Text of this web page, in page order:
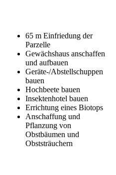
65 m Einfriedung der
Parzelle
Gewächshaus anschaffen
und aufbauen
Geräte-/Abstellschuppen
bauen
Hochbeete bauen
Insektenhotel bauen
Errichtung eines Biotops
Anschaffung und
Pflanzung von
Obstbäumen und
Obststräuchern